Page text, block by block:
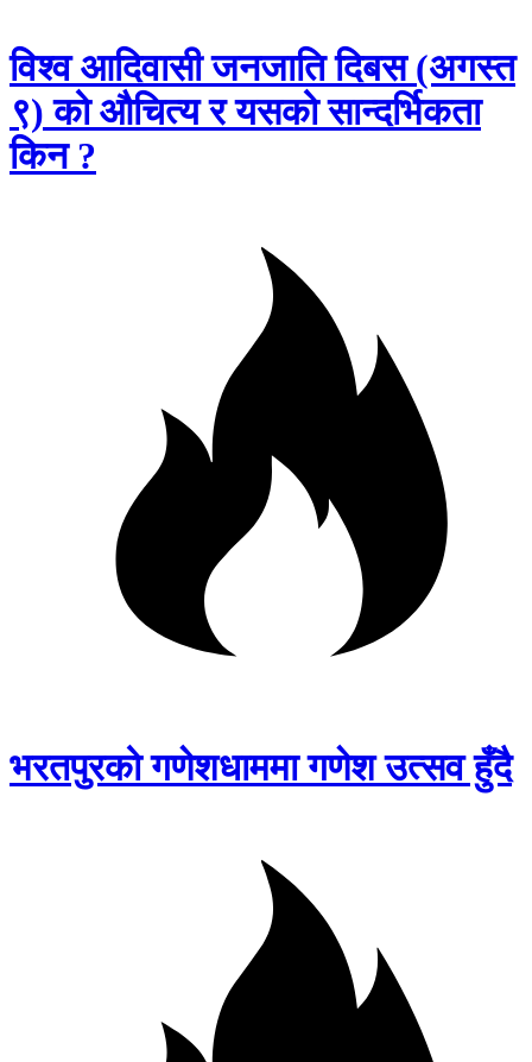
विश्व आदिवासी जनजाति दिबस (अगस्त
९) को औचित्य र यसको सान्दर्भिकता
किन ?
भरतपुरको गणेशधाममा गणेश उत्सव हुँदै